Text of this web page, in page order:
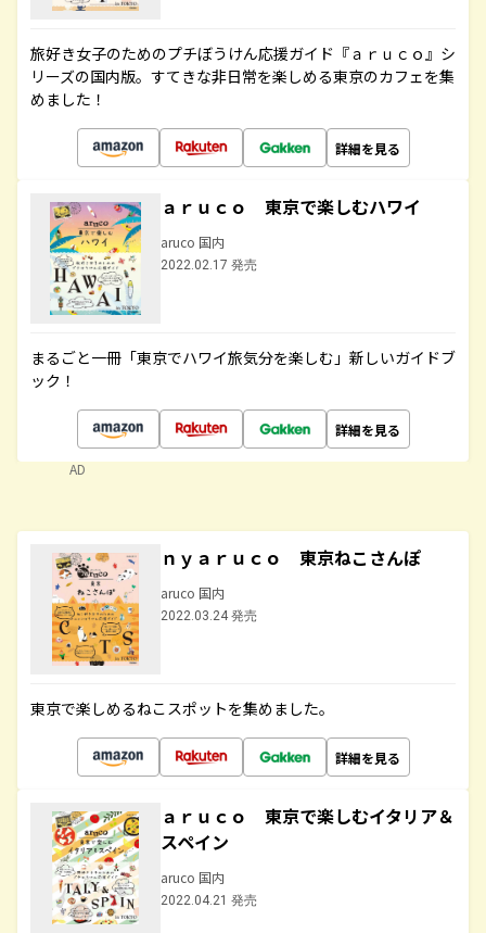
旅好き女子のためのプチぼうけん応援ガイド『ａｒｕｃｏ』シ
リーズの国内版。すてきな非日常を楽しめる東京のカフェを集
めました！
詳細を見る
ａｒｕｃｏ 東京で楽しむハワイ
aruco 国内
2022.02.17 発売
まるごと一冊「東京でハワイ旅気分を楽しむ」新しいガイドブ
ック！
詳細を見る
AD
ｎｙａｒｕｃｏ 東京ねこさんぽ
aruco 国内
2022.03.24 発売
東京で楽しめるねこスポットを集めました。
詳細を見る
ａｒｕｃｏ 東京で楽しむイタリア＆
スペイン
aruco 国内
2022.04.21 発売